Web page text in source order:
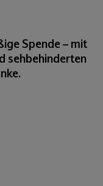
Spende – mit
sehbehinderten